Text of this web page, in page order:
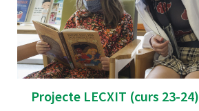
Projecte LECXIT (curs 23-24)